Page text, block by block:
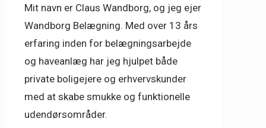
Mit navn er Claus Wandborg, og jeg ejer
Wandborg Belægning. Med over 13 års
erfaring inden for belægningsarbejde
og haveanlæg har jeg hjulpet både
private boligejere og erhvervskunder
med at skabe smukke og funktionelle
udendørsområder.